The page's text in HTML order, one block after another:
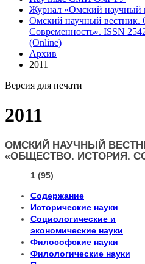
Журнал «Омский научный
Омский научный вестник.
Современность». ISSN
(Online)
Архив
2011
Версия для печати
2011
ОМСКИЙ НАУЧНЫЙ
«ОБЩЕСТВО. ИСТОРИЯ.
1 (95)
Содержание
Исторические науки
Социологические и
экономические науки
Философские науки
Филологические науки